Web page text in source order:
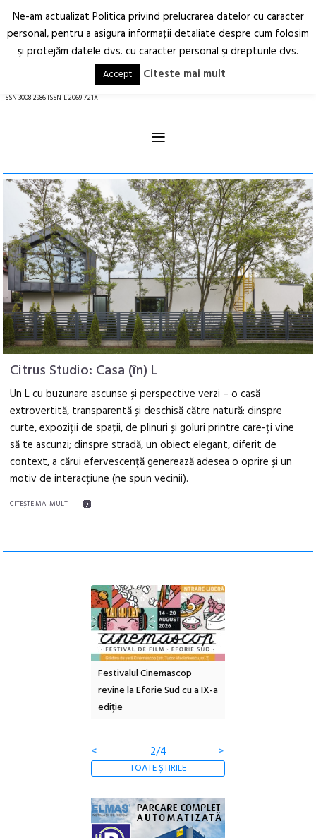
Arhitectură.
Oraș.
RO EN
ISSN 3008-2986 ISSN-L 2069-721X
≡
Citrus Studio: Casa (în) L
Un L cu buzunare ascunse și perspective verzi – o casă
extrovertită, transparentă și deschisă către natură: dinspre
curte, expoziții de spații, de plinuri și goluri printre care-ți vine
să te ascunzi; dinspre stradă, un obiect elegant, diferit de
context, a cărui efervescență generează adesea o oprire și un
motiv de interacțiune (ne spun vecinii).
CITEŞTE MAI MULT
Festivalul Cinemascop
revine la Eforie Sud cu a IX-a
ediție
<
2/4 >
TOATE ȘTIRILE
Ne-am actualizat Politica privind prelucrarea datelor cu caracter
personal, pentru a asigura informaţii detaliate despre cum folosim
şi protejăm datele dvs. cu caracter personal şi drepturile dvs.
Accept Citeste mai mult